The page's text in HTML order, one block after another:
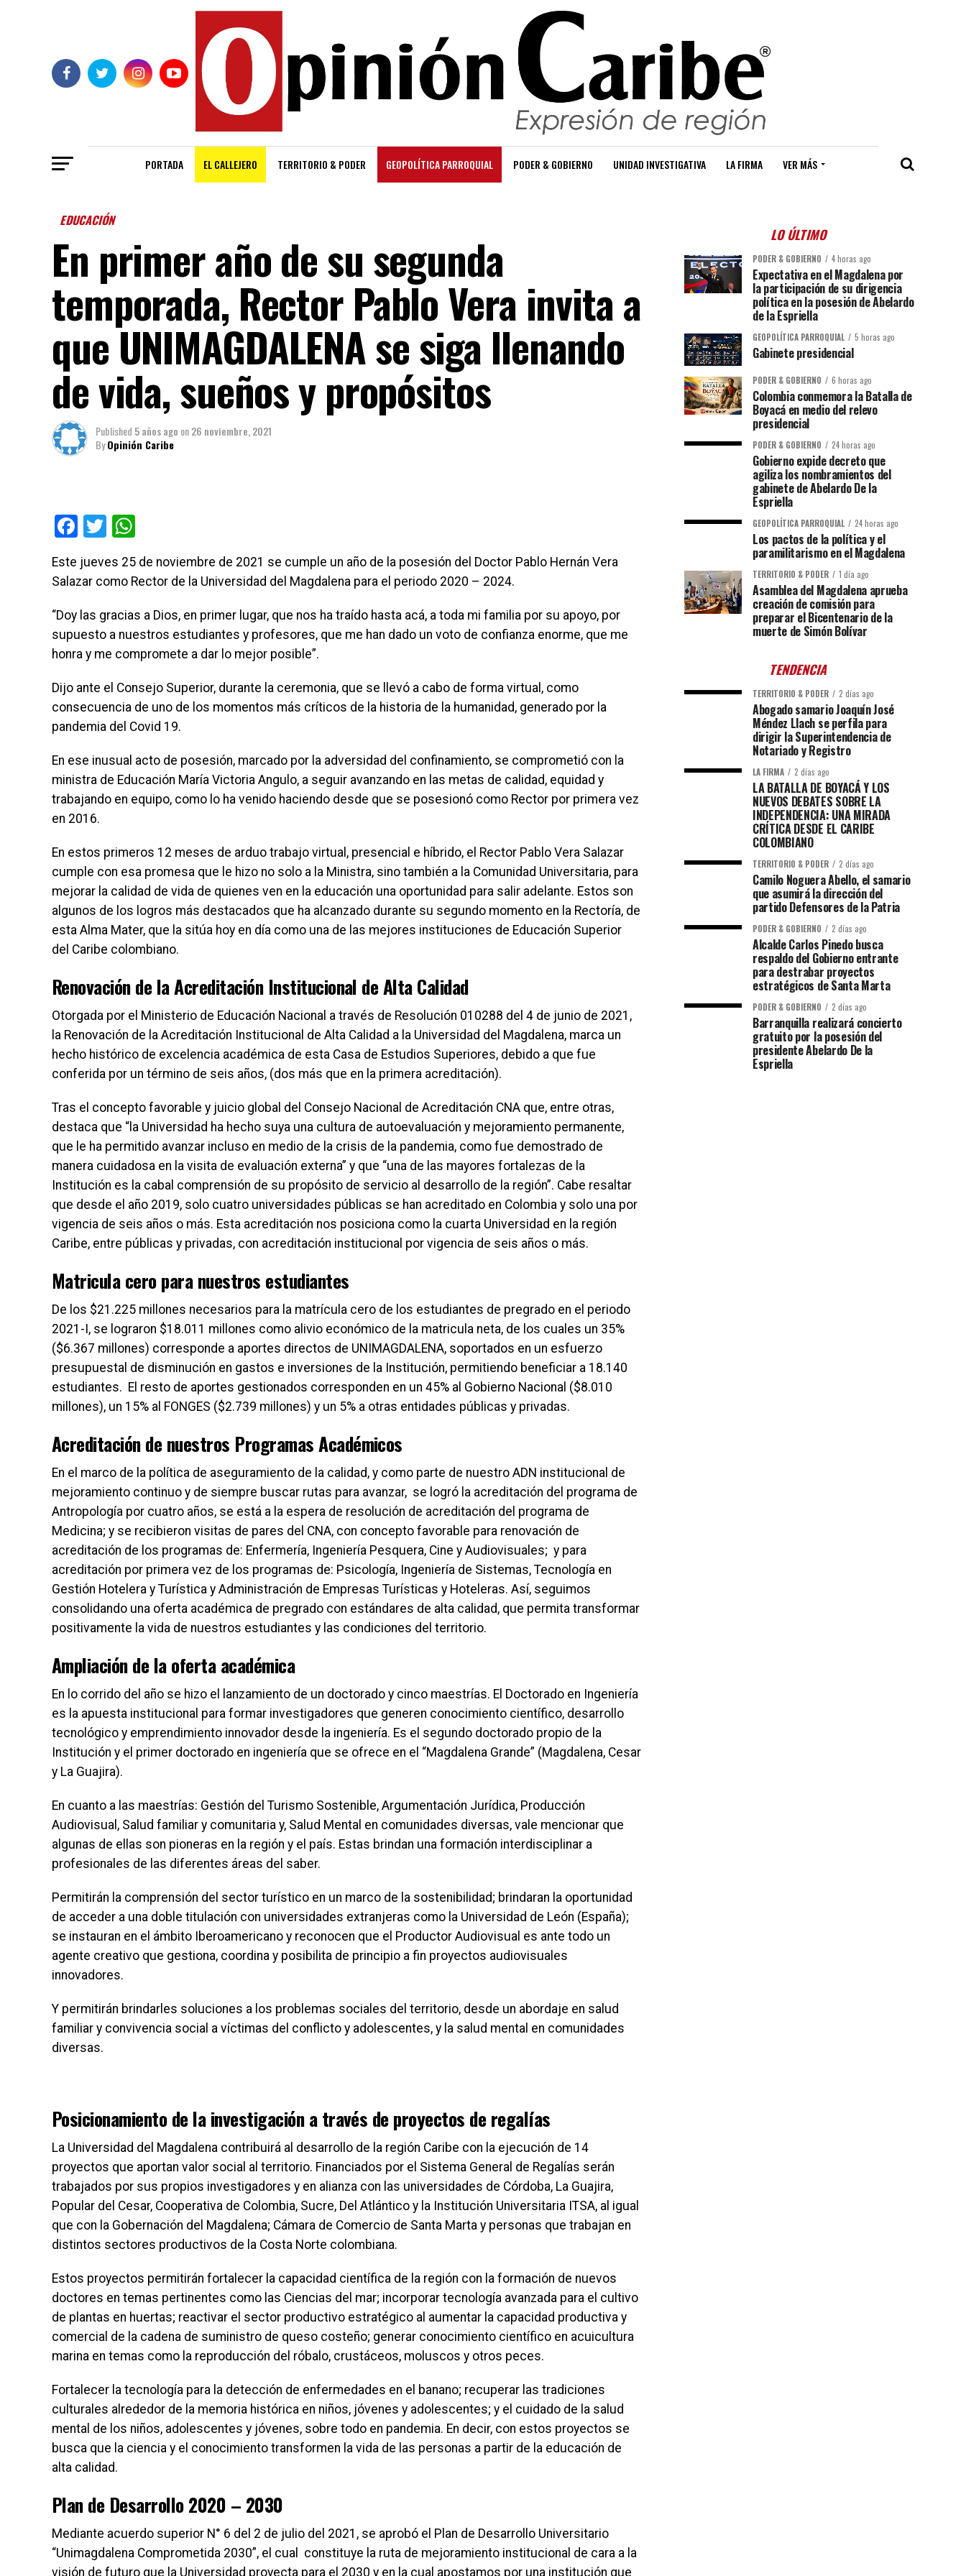
PORTADA EL CALLEJERO TERRITORIO & PODER GEOPOLÍTICA PARROQUIAL PODER & GOBIERNO UNIDAD INVESTIGATIVA LA FIRMA VER MÁS
EDUCACIÓN
En primer año de su segunda
temporada, Rector Pablo Vera invita a
que UNIMAGDALENA se siga llenando
de vida, sueños y propósitos
Published 5 años ago on26 noviembre, 2021
ByOpinión Caribe
Facebook
Twitter
Este jueves 25 de noviembre de 2021 se cumple un año de la posesión del Doctor Pablo Hernán Vera
Salazar como Rector de la Universidad del Magdalena para el periodo 2020 – 2024.
“Doy las gracias a Dios, en primer lugar, que nos ha traído hasta acá, a toda mi familia por su apoyo, por
supuesto a nuestros estudiantes y profesores, que me han dado un voto de confianza enorme, que me
honra y me compromete a dar lo mejor posible”.
Dijo ante el Consejo Superior, durante la ceremonia, que se llevó a cabo de forma virtual, como
consecuencia de uno de los momentos más críticos de la historia de la humanidad, generado por la
pandemia del Covid 19.
En ese inusual acto de posesión, marcado por la adversidad del confinamiento, se comprometió con la
ministra de Educación María Victoria Angulo, a seguir avanzando en las metas de calidad, equidad y
trabajando en equipo, como lo ha venido haciendo desde que se posesionó como Rector por primera vez
en 2016.
En estos primeros 12 meses de arduo trabajo virtual, presencial e híbrido, el Rector Pablo Vera Salazar
cumple con esa promesa que le hizo no solo a la Ministra, sino también a la Comunidad Universitaria, para
mejorar la calidad de vida de quienes ven en la educación una oportunidad para salir adelante. Estos son
algunos de los logros más destacados que ha alcanzado durante su segundo momento en la Rectoría, de
esta Alma Mater, que la sitúa hoy en día como una de las mejores instituciones de Educación Superior
del Caribe colombiano.
Renovación de la Acreditación Institucional de Alta Calidad
Otorgada por el Ministerio de Educación Nacional a través de Resolución 010288 del 4 de junio de 2021,
la Renovación de la Acreditación Institucional de Alta Calidad a la Universidad del Magdalena, marca un
hecho histórico de excelencia académica de esta Casa de Estudios Superiores, debido a que fue
conferida por un término de seis años, (dos más que en la primera acreditación).
Tras el concepto favorable y juicio global del Consejo Nacional de Acreditación CNA que, entre otras,
destaca que “la Universidad ha hecho suya una cultura de autoevaluación y mejoramiento permanente,
que le ha permitido avanzar incluso en medio de la crisis de la pandemia, como fue demostrado de
manera cuidadosa en la visita de evaluación externa” y que “una de las mayores fortalezas de la
Institución es la cabal comprensión de su propósito de servicio al desarrollo de la región”. Cabe resaltar
que desde el año 2019, solo cuatro universidades públicas se han acreditado en Colombia y solo una por
vigencia de seis años o más. Esta acreditación nos posiciona como la cuarta Universidad en la región
Caribe, entre públicas y privadas, con acreditación institucional por vigencia de seis años o más.
Matricula cero para nuestros estudiantes
De los $21.225 millones necesarios para la matrícula cero de los estudiantes de pregrado en el periodo
2021-I, se lograron $18.011 millones como alivio económico de la matricula neta, de los cuales un 35%
($6.367 millones) corresponde a aportes directos de UNIMAGDALENA, soportados en un esfuerzo
presupuestal de disminución en gastos e inversiones de la Institución, permitiendo beneficiar a 18.140
estudiantes. El resto de aportes gestionados corresponden en un 45% al Gobierno Nacional ($8.010
millones), un 15% al FONGES ($2.739 millones) y un 5% a otras entidades públicas y privadas.
Acreditación de nuestros Programas Académicos
En el marco de la política de aseguramiento de la calidad, y como parte de nuestro ADN institucional de
mejoramiento continuo y de siempre buscar rutas para avanzar, se logró la acreditación del programa de
Antropología por cuatro años, se está a la espera de resolución de acreditación del programa de
Medicina; y se recibieron visitas de pares del CNA, con concepto favorable para renovación de
acreditación de los programas de: Enfermería, Ingeniería Pesquera, Cine y Audiovisuales; y para
acreditación por primera vez de los programas de: Psicología, Ingeniería de Sistemas, Tecnología en
Gestión Hotelera y Turística y Administración de Empresas Turísticas y Hoteleras. Así, seguimos
consolidando una oferta académica de pregrado con estándares de alta calidad, que permita transformar
positivamente la vida de nuestros estudiantes y las condiciones del territorio.
Ampliación de la oferta académica
En lo corrido del año se hizo el lanzamiento de un doctorado y cinco maestrías. El Doctorado en Ingeniería
es la apuesta institucional para formar investigadores que generen conocimiento científico, desarrollo
tecnológico y emprendimiento innovador desde la ingeniería. Es el segundo doctorado propio de la
Institución y el primer doctorado en ingeniería que se ofrece en el “Magdalena Grande” (Magdalena, Cesar
y La Guajira).
En cuanto a las maestrías: Gestión del Turismo Sostenible, Argumentación Jurídica, Producción
Audiovisual, Salud familiar y comunitaria y, Salud Mental en comunidades diversas, vale mencionar que
algunas de ellas son pioneras en la región y el país. Estas brindan una formación interdisciplinar a
profesionales de las diferentes áreas del saber.
Permitirán la comprensión del sector turístico en un marco de la sostenibilidad; brindaran la oportunidad
de acceder a una doble titulación con universidades extranjeras como la Universidad de León (España);
se instauran en el ámbito Iberoamericano y reconocen que el Productor Audiovisual es ante todo un
agente creativo que gestiona, coordina y posibilita de principio a fin proyectos audiovisuales
innovadores.
Y permitirán brindarles soluciones a los problemas sociales del territorio, desde un abordaje en salud
familiar y convivencia social a víctimas del conflicto y adolescentes, y la salud mental en comunidades
diversas.
Posicionamiento de la investigación a través de proyectos de regalías
La Universidad del Magdalena contribuirá al desarrollo de la región Caribe con la ejecución de 14
proyectos que aportan valor social al territorio. Financiados por el Sistema General de Regalías serán
trabajados por sus propios investigadores y en alianza con las universidades de Córdoba, La Guajira,
Popular del Cesar, Cooperativa de Colombia, Sucre, Del Atlántico y la Institución Universitaria ITSA, al igual
que con la Gobernación del Magdalena; Cámara de Comercio de Santa Marta y personas que trabajan en
distintos sectores productivos de la Costa Norte colombiana.
Estos proyectos permitirán fortalecer la capacidad científica de la región con la formación de nuevos
doctores en temas pertinentes como las Ciencias del mar; incorporar tecnología avanzada para el cultivo
de plantas en huertas; reactivar el sector productivo estratégico al aumentar la capacidad productiva y
comercial de la cadena de suministro de queso costeño; generar conocimiento científico en acuicultura
marina en temas como la reproducción del róbalo, crustáceos, moluscos y otros peces.
Fortalecer la tecnología para la detección de enfermedades en el banano; recuperar las tradiciones
culturales alrededor de la memoria histórica en niños, jóvenes y adolescentes; y el cuidado de la salud
mental de los niños, adolescentes y jóvenes, sobre todo en pandemia. En decir, con estos proyectos se
busca que la ciencia y el conocimiento transformen la vida de las personas a partir de la educación de
alta calidad.
Plan de Desarrollo 2020 – 2030
Mediante acuerdo superior N° 6 del 2 de julio del 2021, se aprobó el Plan de Desarrollo Universitario
“Unimagdalena Comprometida 2030”, el cual constituye la ruta de mejoramiento institucional de cara a la
visión de futuro que la Universidad proyecta para el 2030 y en la cual apostamos por una institución que
LO ÚLTIMO
PODER & GOBIERNO 4 horas ago
Expectativa en el Magdalena por
la participación de su dirigencia
política en la posesión de Abelardo
de la Espriella
GEOPOLÍTICA PARROQUIAL 5 horas ago
Gabinete presidencial
PODER & GOBIERNO 6 horas ago
Colombia conmemora la Batalla de
Boyacá en medio del relevo
presidencial
PODER & GOBIERNO 24 horas ago
Gobierno expide decreto que
agiliza los nombramientos del
gabinete de Abelardo De la
Espriella
GEOPOLÍTICA PARROQUIAL 24 horas ago
Los pactos de la política y el
paramilitarismo en el Magdalena
TERRITORIO & PODER 1 día ago
Asamblea del Magdalena aprueba
creación de comisión para
preparar el Bicentenario de la
muerte de Simón Bolívar
TENDENCIA
TERRITORIO & PODER 2 días ago
Abogado samario Joaquín José
Méndez Llach se perfila para
dirigir la Superintendencia de
Notariado y Registro
LA FIRMA 2 días ago
LA BATALLA DE BOYACÁ Y LOS
NUEVOS DEBATES SOBRE LA
INDEPENDENCIA: UNA MIRADA
CRÍTICA DESDE EL CARIBE
COLOMBIANO
TERRITORIO & PODER 2 días ago
Camilo Noguera Abello, el samario
que asumirá la dirección del
partido Defensores de la Patria
PODER & GOBIERNO 2 días ago
Alcalde Carlos Pinedo busca
respaldo del Gobierno entrante
para destrabar proyectos
estratégicos de Santa Marta
PODER & GOBIERNO 2 días ago
Barranquilla realizará concierto
gratuito por la posesión del
presidente Abelardo De la
Espriella